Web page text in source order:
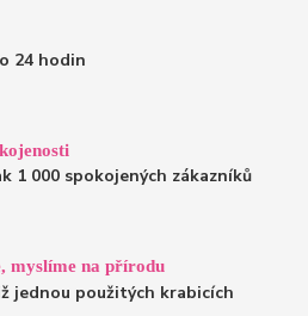
24 hodin
1 000 spokojených zákazníků
myslíme na přírodu
jednou použitých krabicích